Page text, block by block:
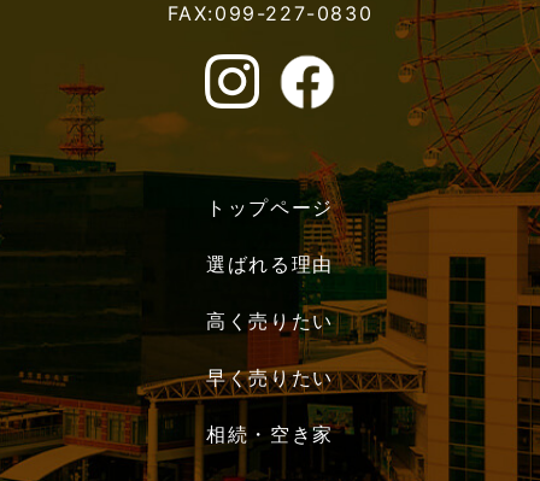
FAX:099-227-0830
トップページ
選ばれる理由
高く売りたい
早く売りたい
相続・空き家